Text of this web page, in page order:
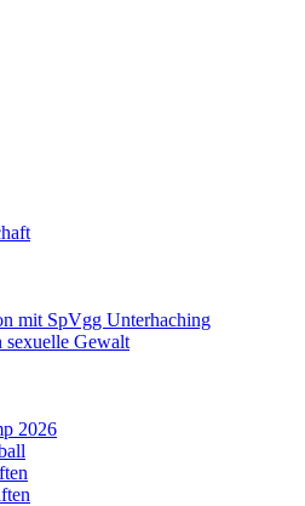
mit SpVgg Unterhaching
sexuelle Gewalt
2026